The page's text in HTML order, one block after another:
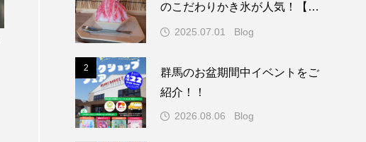
のこだわりかき氷が人気！【富
岡市 上州やなぎや】
2025.07.01 Blog
2
群馬のお盆期間中イベントをご
紹介！！
2026.08.06 Blog